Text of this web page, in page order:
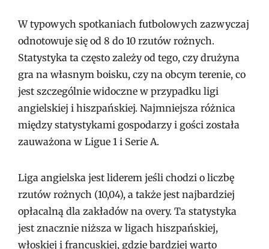
W typowych spotkaniach futbolowych zazwyczaj
odnotowuje się od 8 do 10 rzutów rożnych.
Statystyka ta często zależy od tego, czy drużyna
gra na własnym boisku, czy na obcym terenie, co
jest szczególnie widoczne w przypadku ligi
angielskiej i hiszpańskiej. Najmniejsza różnica
między statystykami gospodarzy i gości została
zauważona w Ligue 1 i Serie A.
Liga angielska jest liderem jeśli chodzi o liczbę
rzutów rożnych (10,04), a także jest najbardziej
opłacalną dla zakładów na overy. Ta statystyka
jest znacznie niższa w ligach hiszpańskiej,
włoskiej i francuskiej, gdzie bardziej warto